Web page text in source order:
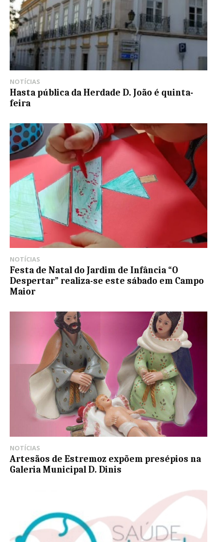
NOTÍCIAS
Hasta pública da Herdade D. João é quinta-
feira
NOTÍCIAS
Festa de Natal do Jardim de Infância “O
Despertar” realiza-se este sábado em Campo
Maior
NOTÍCIAS
Artesãos de Estremoz expõem presépios na
Galeria Municipal D. Dinis